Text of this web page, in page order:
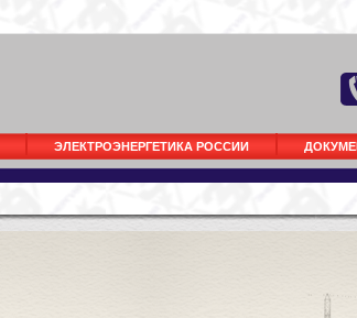
ЭЛЕКТРОЭНЕРГЕТИКА РОССИИ